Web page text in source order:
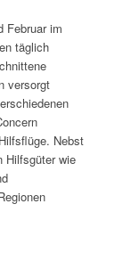
Februar im
täglich
versorgt
Nebst
Hilfsgüter wie